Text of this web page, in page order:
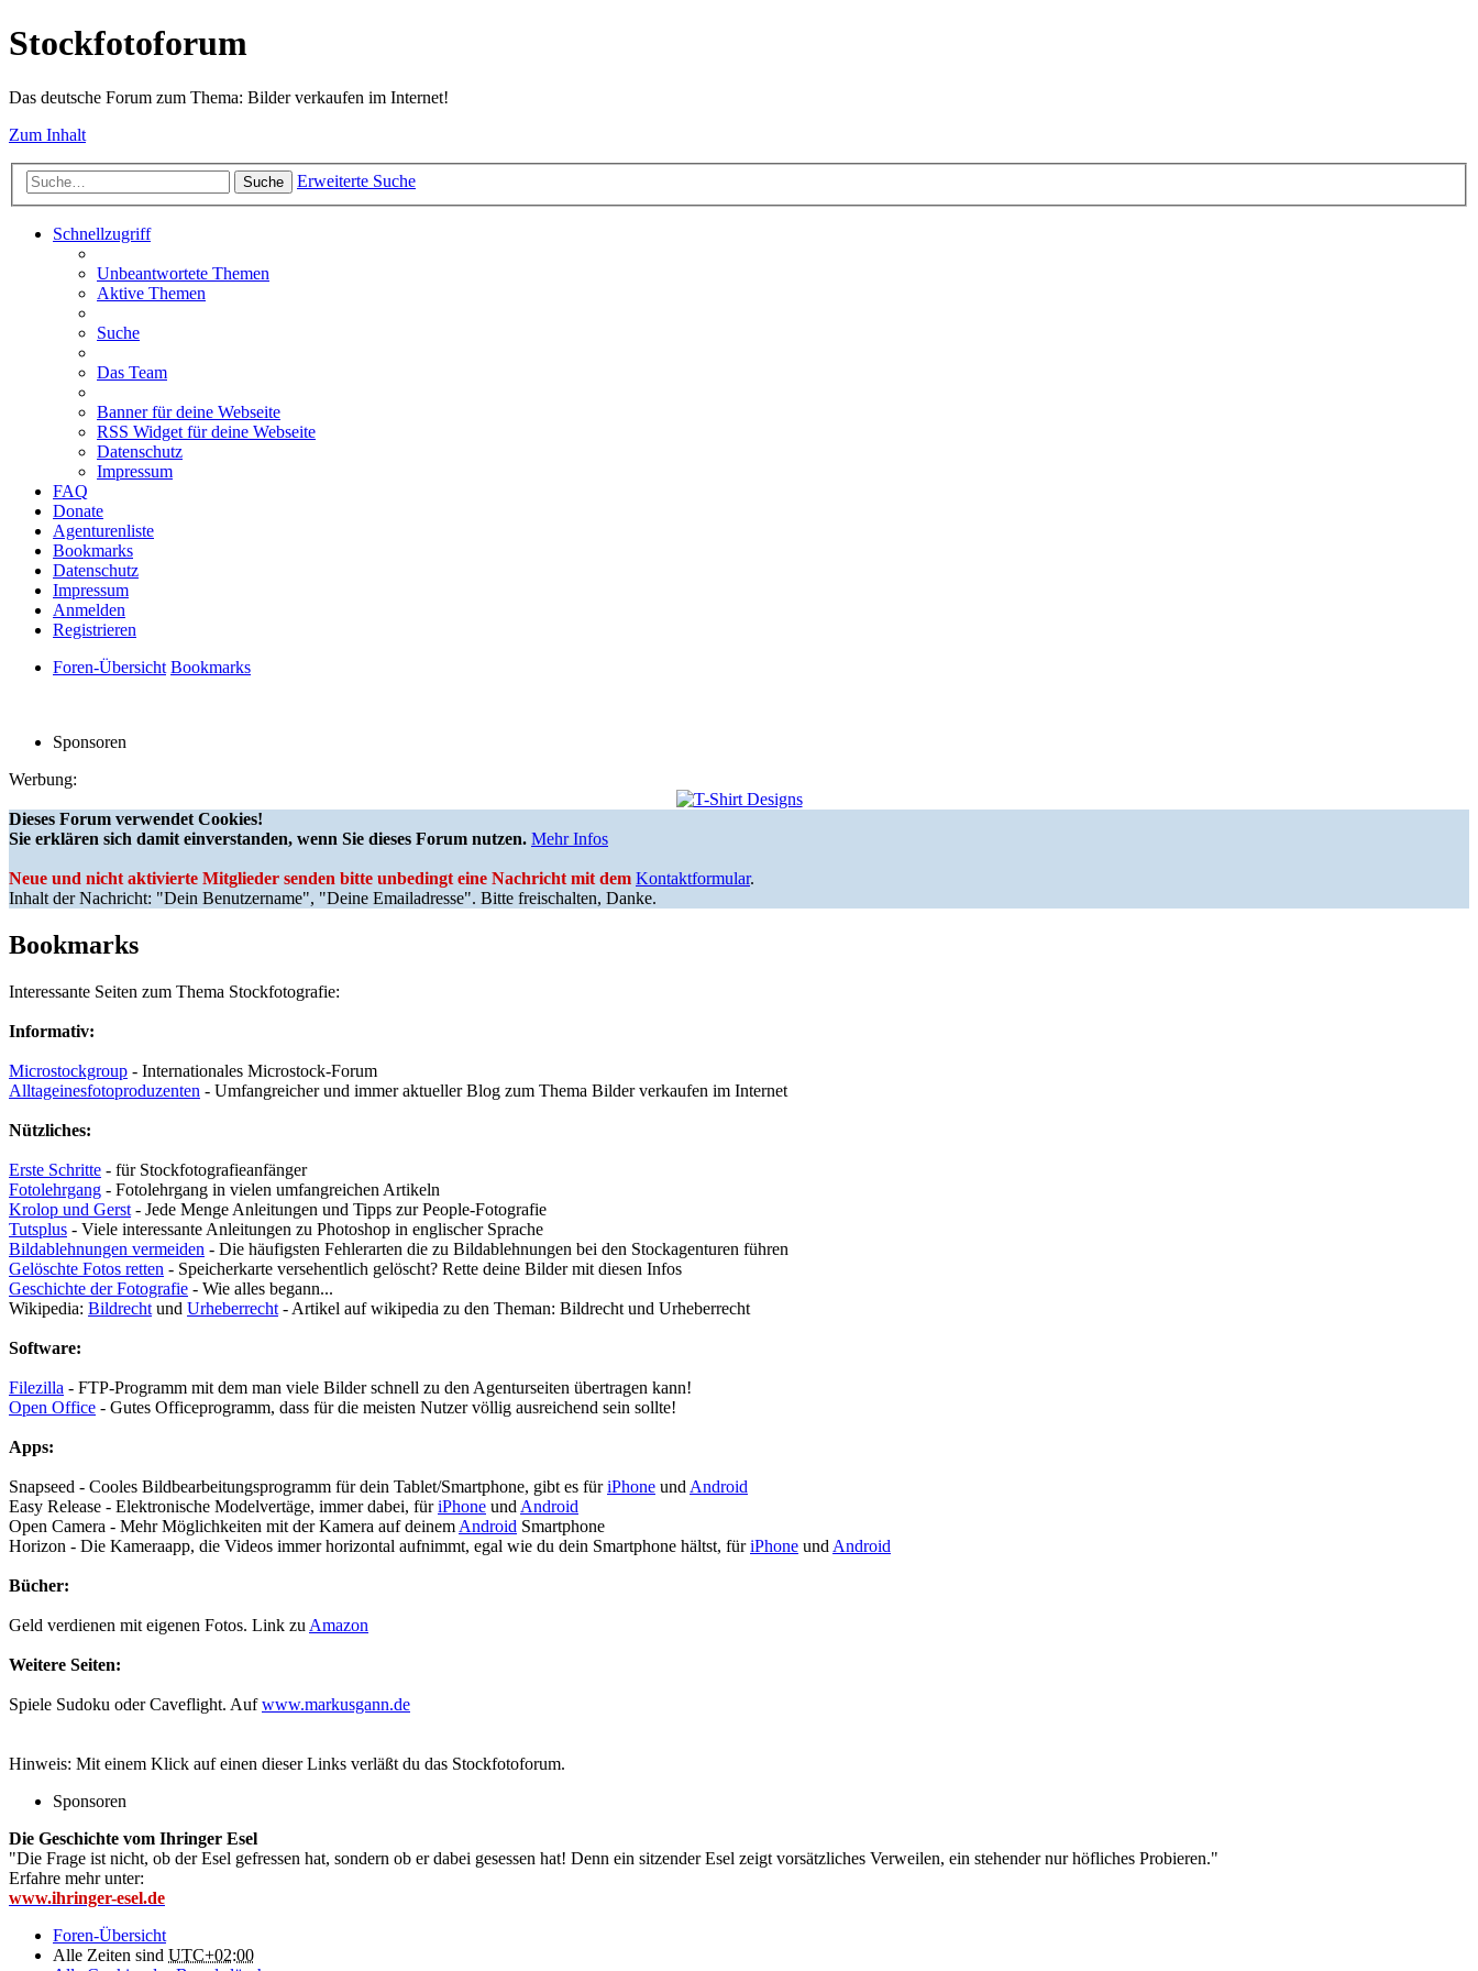
Stockfotoforum
Das deutsche Forum zum Thema: Bilder verkaufen im Internet!
Zum Inhalt
Suche Erweiterte Suche
Schnellzugriff
Unbeantwortete Themen
Aktive Themen
Suche
Das Team
Banner für deine Webseite
RSS Widget für deine Webseite
Datenschutz
Impressum
FAQ
Donate
Agenturenliste
Bookmarks
Datenschutz
Impressum
Anmelden
Registrieren
Foren-Übersicht Bookmarks
Sponsoren
Werbung:
Dieses Forum verwendet Cookies!
Sie erklären sich damit einverstanden, wenn Sie dieses Forum nutzen. Mehr Infos
Neue und nicht aktivierte Mitglieder senden bitte unbedingt eine Nachricht mit dem Kontaktformular.
Inhalt der Nachricht: "Dein Benutzername", "Deine Emailadresse". Bitte freischalten, Danke.
Bookmarks
Interessante Seiten zum Thema Stockfotografie:
Informativ:
Microstockgroup - Internationales Microstock-Forum
Alltageinesfotoproduzenten - Umfangreicher und immer aktueller Blog zum Thema Bilder verkaufen im Internet
Nützliches:
Erste Schritte - für Stockfotografieanfänger
Fotolehrgang - Fotolehrgang in vielen umfangreichen Artikeln
Krolop und Gerst - Jede Menge Anleitungen und Tipps zur People-Fotografie
Tutsplus - Viele interessante Anleitungen zu Photoshop in englischer Sprache
Bildablehnungen vermeiden - Die häufigsten Fehlerarten die zu Bildablehnungen bei den Stockagenturen führen
Gelöschte Fotos retten - Speicherkarte versehentlich gelöscht? Rette deine Bilder mit diesen Infos
Geschichte der Fotografie - Wie alles begann...
Wikipedia: Bildrecht und Urheberrecht - Artikel auf wikipedia zu den Theman: Bildrecht und Urheberrecht
Software:
Filezilla - FTP-Programm mit dem man viele Bilder schnell zu den Agenturseiten übertragen kann!
Open Office - Gutes Officeprogramm, dass für die meisten Nutzer völlig ausreichend sein sollte!
Apps:
Snapseed - Cooles Bildbearbeitungsprogramm für dein Tablet/Smartphone, gibt es füriPhone und Android
Easy Release - Elektronische Modelvertäge, immer dabei, füriPhone und Android
Open Camera - Mehr Möglichkeiten mit der Kamera auf deinem Android Smartphone
Horizon - Die Kameraapp, die Videos immer horizontal aufnimmt, egal wie du dein Smartphone hältst, füriPhone und Android
Bücher:
Geld verdienen mit eigenen Fotos. Link zu Amazon
Weitere Seiten:
Spiele Sudoku oder Caveflight. Aufwww.markusgann.de
Hinweis: Mit einem Klick auf einen dieser Links verläßt du das Stockfotoforum.
Sponsoren
Die Geschichte vom Ihringer Esel
"Die Frage ist nicht, ob der Esel gefressen hat, sondern ob er dabei gesessen hat! Denn ein sitzender Esel zeigt vorsätzliches Verweilen, ein stehender nur höfliches Probieren."
Erfahre mehr unter:
www.ihringer-esel.de
Foren-Übersicht
Alle Zeiten sind UTC+02:00